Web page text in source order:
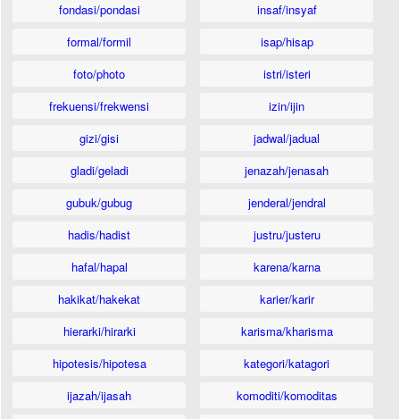
fondasi/pondasi
formal/formil
foto/photo
frekuensi/frekwensi
gizi/gisi
gladi/geladi
gubuk/gubug
hadis/hadist
hafal/hapal
hakikat/hakekat
hierarki/hirarki
hipotesis/hipotesa
ijazah/ijasah
insaf/insyaf
isap/hisap
istri/isteri
izin/ijin
jadwal/jadual
jenazah/jenasah
jenderal/jendral
justru/justeru
karena/karna
karier/karir
karisma/kharisma
kategori/katagori
komoditi/komoditas